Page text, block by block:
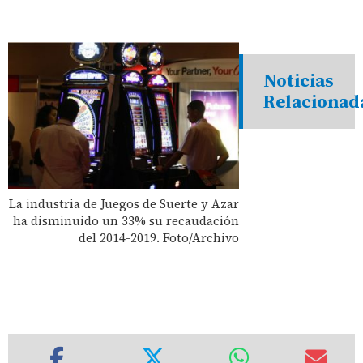
La industria de Juegos de Suerte y Azar
ha disminuido un 33% su recaudación
del 2014-2019. Foto/Archivo
Noticias